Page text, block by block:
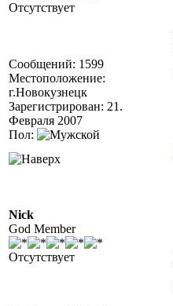
Отсутствует
Сообщений: 1599
Местоположение:
г.Новокузнецк
Зарегистрирован: 21.
Февраля 2007
Пол:
Nick
God Member
Отсутствует